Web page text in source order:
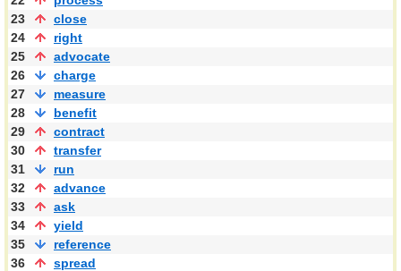
23
close
24
right
25
advocate
26
charge
27
measure
28
benefit
29
contract
30
transfer
31
run
32
advance
33
ask
34
yield
35
reference
36
spread